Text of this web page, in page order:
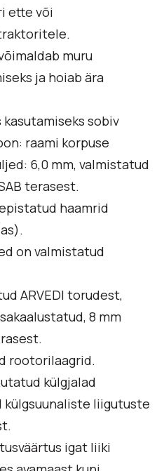
ette või
muru
ja hoiab ära
sobiv
raami korpuse
6,0 mm, valmistatud
terasest.
haamrid
on valmistatud
ARVEDI torudest,
8 mm
rootorilaagrid.
külgjalad
liigutuste
igat liiki